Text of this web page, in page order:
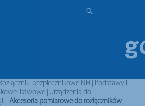
bezpiecznikowe NH
Podstawy i
listwowe
Urządzenia do
Akcesoria pomiarowe do rozłączników